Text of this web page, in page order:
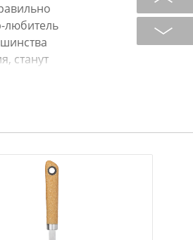
любитель
станут
не